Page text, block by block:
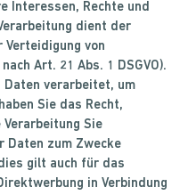
Interessen, Rechte und
dient der
Verteidigung von
Art. 21 Abs. 1 DSGVO).
Daten verarbeitet, um
Sie das Recht,
Sie
Daten zum Zwecke
gilt auch für das
in Verbindung